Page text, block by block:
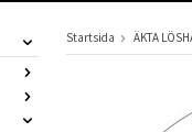
Startsida ÄKTA